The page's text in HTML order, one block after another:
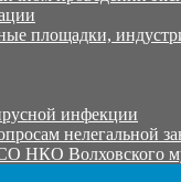
площадки,
инфекции
нелегальной
НКО Волховского